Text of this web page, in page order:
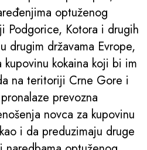
optuženog
Podgorice, Kotora i drugih
drugim državama Evrope,
kokaina koji bi im
na teritoriji Crne Gore i
prevozna
novca za kupovinu
i da preduzimaju druge